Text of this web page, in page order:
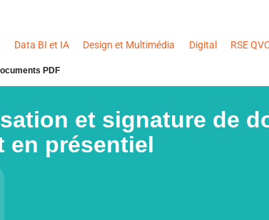
Data BI et IA Design et Multimédia Digital RSE
PDF
et signature de
en présentiel